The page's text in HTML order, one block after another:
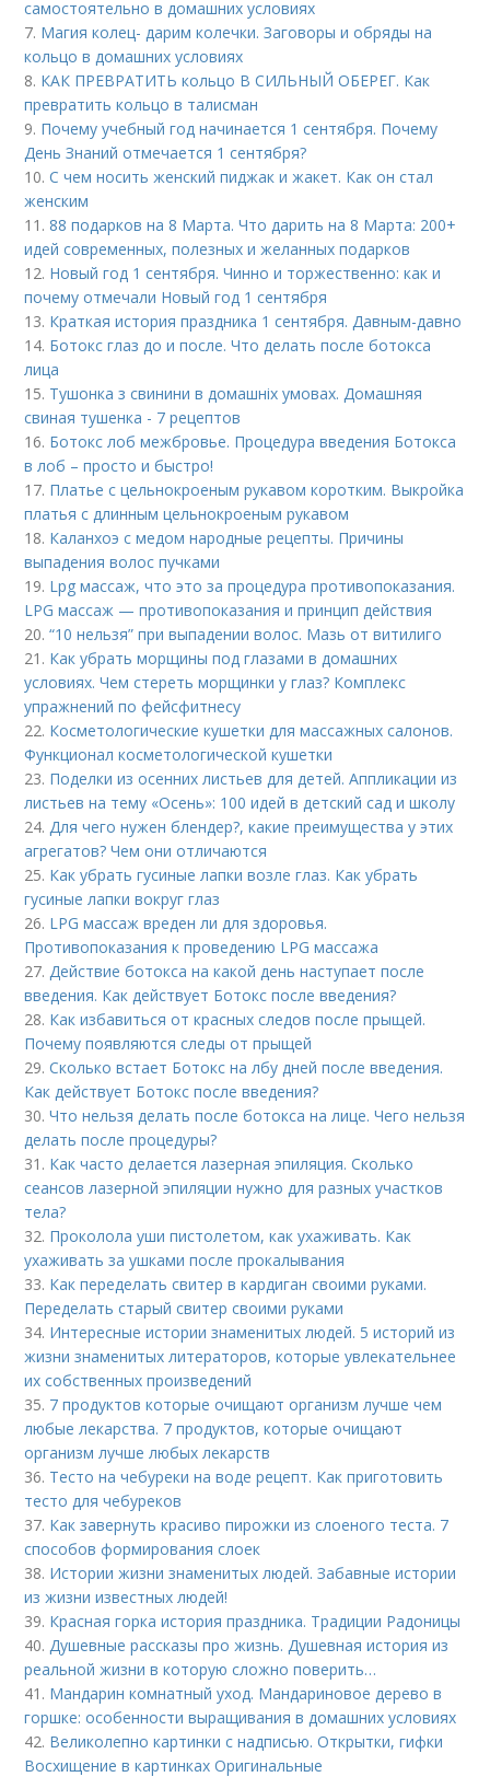
самостоятельно в домашних условиях
7. Магия колец- дарим колечки. Заговоры и обряды на
кольцо в домашних условиях
8. КАК ПРЕВРАТИТЬ кольцо В СИЛЬНЫЙ ОБЕРЕГ. Как
превратить кольцо в талисман
9. Почему учебный год начинается 1 сентября. Почему
День Знаний отмечается 1 сентября?
10.С чем носить женский пиджак и жакет. Как он стал
женским
11.88 подарков на 8 Марта. Что дарить на 8 Марта: 200+
идей современных, полезных и желанных подарков
12. Новый год 1 сентября. Чинно и торжественно: как и
почему отмечали Новый год 1 сентября
13. Краткая история праздника 1 сентября. Давным-давно
14. Ботокс глаз до и после. Что делать после ботокса
лица
15. Тушонка з свинини в домашніх умовах. Домашняя
свиная тушенка - 7 рецептов
16. Ботокс лоб межбровье. Процедура введения Ботокса
в лоб – просто и быстро!
17. Платье с цельнокроеным рукавом коротким. Выкройка
платья с длинным цельнокроеным рукавом
18. Каланхоэ с медом народные рецепты. Причины
выпадения волос пучками
19. Lpg массаж, что это за процедура противопоказания.
LPG массаж — противопоказания и принцип действия
20.“10 нельзя” при выпадении волос. Мазь от витилиго
21. Как убрать морщины под глазами в домашних
условиях. Чем стереть морщинки у глаз? Комплекс
упражнений по фейсфитнесу
22. Косметологические кушетки для массажных салонов.
Функционал косметологической кушетки
23. Поделки из осенних листьев для детей. Аппликации из
листьев на тему «Осень»: 100 идей в детский сад и школу
24. Для чего нужен блендер?, какие преимущества у этих
агрегатов? Чем они отличаются
25. Как убрать гусиные лапки возле глаз. Как убрать
гусиные лапки вокруг глаз
26. LPG массаж вреден ли для здоровья.
Противопоказания к проведению LPG массажа
27. Действие ботокса на какой день наступает после
введения. Как действует Ботокс после введения?
28. Как избавиться от красных следов после прыщей.
Почему появляются следы от прыщей
29.Сколько встает Ботокс на лбу дней после введения.
Как действует Ботокс после введения?
30.Что нельзя делать после ботокса на лице. Чего нельзя
делать после процедуры?
31. Как часто делается лазерная эпиляция. Сколько
сеансов лазерной эпиляции нужно для разных участков
тела?
32. Проколола уши пистолетом, как ухаживать. Как
ухаживать за ушками после прокалывания
33. Как переделать свитер в кардиган своими руками.
Переделать старый свитер своими руками
34. Интересные истории знаменитых людей. 5 историй из
жизни знаменитых литераторов, которые увлекательнее
их собственных произведений
35. 7 продуктов которые очищают организм лучше чем
любые лекарства. 7 продуктов, которые очищают
организм лучше любых лекарств
36. Тесто на чебуреки на воде рецепт. Как приготовить
тесто для чебуреков
37. Как завернуть красиво пирожки из слоеного теста. 7
способов формирования слоек
38. Истории жизни знаменитых людей. Забавные истории
из жизни известных людей!
39. Красная горка история праздника. Традиции Радоницы
40. Душевные рассказы про жизнь. Душевная история из
реальной жизни в которую сложно поверить…
41. Мандарин комнатный уход. Мандариновое дерево в
горшке: особенности выращивания в домашних условиях
42. Великолепно картинки с надписью. Открытки, гифки
Восхищение в картинках Оригинальные